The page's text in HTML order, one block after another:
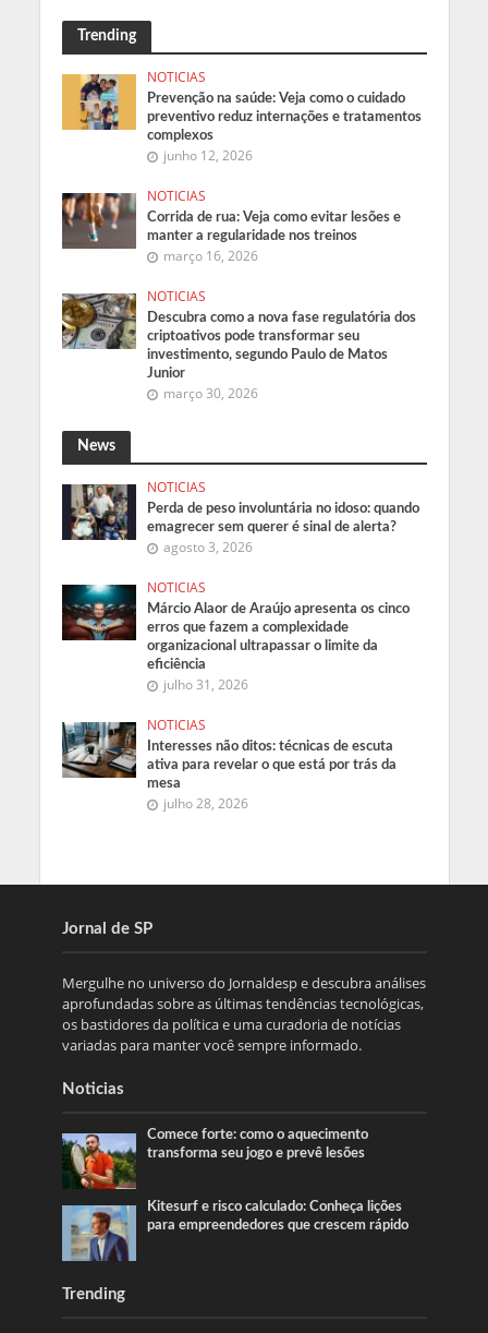
Trending
NOTICIAS
Prevenção na saúde: Veja como o cuidado
preventivo reduz internações e tratamentos
complexos
junho 12, 2026
NOTICIAS
Corrida de rua: Veja como evitar lesões e
manter a regularidade nos treinos
março 16, 2026
NOTICIAS
Descubra como a nova fase regulatória dos
criptoativos pode transformar seu
investimento, segundo Paulo de Matos
Junior
março 30, 2026
News
NOTICIAS
Perda de peso involuntária no idoso: quando
emagrecer sem querer é sinal de alerta?
agosto 3, 2026
NOTICIAS
Márcio Alaor de Araújo apresenta os cinco
erros que fazem a complexidade
organizacional ultrapassar o limite da
eficiência
julho 31, 2026
NOTICIAS
Interesses não ditos: técnicas de escuta
ativa para revelar o que está por trás da
mesa
julho 28, 2026
Jornal de SP
Mergulhe no universo do Jornaldesp e descubra análises
aprofundadas sobre as últimas tendências tecnológicas,
os bastidores da política e uma curadoria de notícias
variadas para manter você sempre informado.
Noticias
Comece forte: como o aquecimento
transforma seu jogo e prevê lesões
Kitesurf e risco calculado: Conheça lições
para empreendedores que crescem rápido
Trending